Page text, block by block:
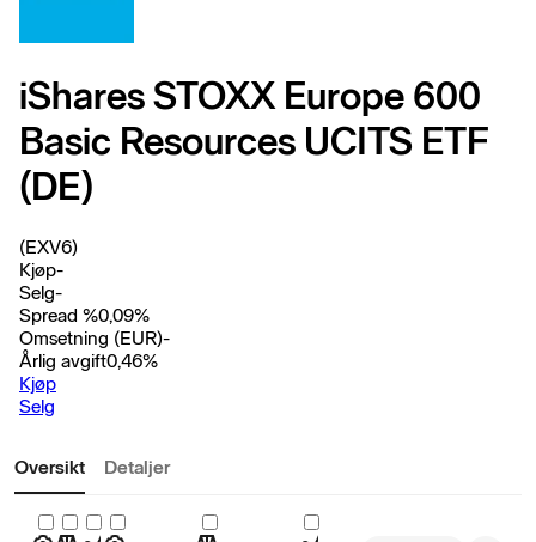
iShares STOXX Europe 600
Basic Resources UCITS ETF
(DE)
(EXV6)
Kjøp-
Selg-
Spread %0,09%
Omsetning (EUR)-
Årlig avgift0,46%
Kjøp
Selg
Oversikt Detaljer